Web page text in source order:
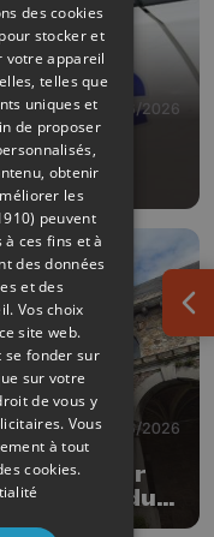
23/06/2026
de
17/06/2026
pour
du
des cookies
stocker et
votre appareil
telles que
uniques et
de proposer
obtenir
les
peuvent
ces fins et à
des données
et des
Vos choix
site web.
se fonder sur
sur votre
de vous y
. Vous
à tout
cookies.